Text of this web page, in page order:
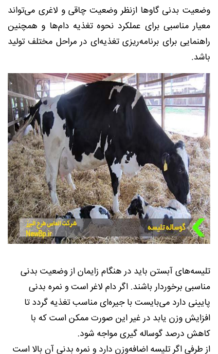
وضعیت بدنی گاوها ازنظر وضعیت چاقی و لاغری می‌تواند
معیار مناسبی برای عملکرد نحوه تغذیه دام‌ها و همچنین
راهنمایی برای برنامه‌ریزی تغذیه‌ای در مراحل مختلف تولید
باشد.
تلیسه‌های آبستن باید در هنگام زایمان از وضعیت بدنی
مناسبی برخوردار باشند. اگر دام لاغر است و نمره بدنی
پایینی دارد می‌بایست با جیره‌ای مناسب تغذیه گردد تا
افزایش وزن یابد در غیر این صورت ممکن است که با
کاهش درصد گوساله گیری مواجه شود.
از طرفی اگر تلیسه اضافه‌وزن دارد و نمره بدنی آن بالا است